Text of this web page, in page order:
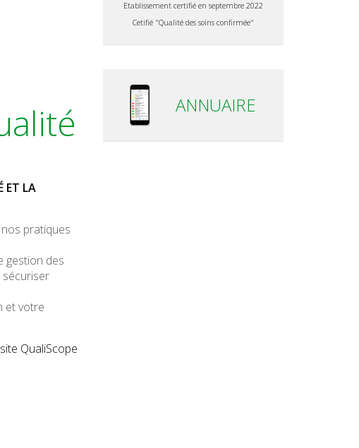
ET LA
pratiques
gestion des
et votre
QualiScope
Etablissement certifié en septembre 2022
Cetifié "Qualité des soins confirmée"
ANNUAIRE